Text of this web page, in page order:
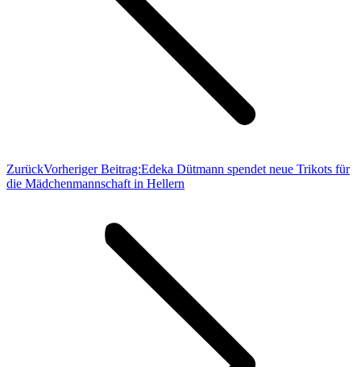
ZurückVorheriger Beitrag:Edeka Dütmann spendet neue Trikots für
die Mädchenmannschaft in Hellern